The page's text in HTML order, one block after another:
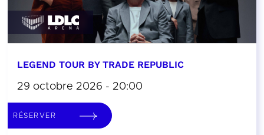
LEGEND TOUR BY TRADE REPUBLIC
29 octobre 2026 - 20:00
RÉSERVER